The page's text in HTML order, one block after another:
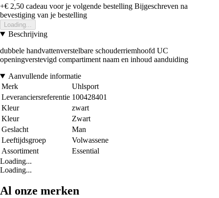
+€ 2,50 cadeau voor je volgende bestelling Bijgeschreven na
bevestiging van je bestelling
Loading...
Beschrijving
dubbele handvattenverstelbare schouderriemhoofd UC
openingverstevigd compartiment naam en inhoud aanduiding
Aanvullende informatie
Merk
Uhlsport
Leveranciersreferentie 100428401
Kleur
zwart
Kleur
Zwart
Geslacht
Man
Leeftijdsgroep
Volwassene
Assortiment
Essential
Loading...
Loading...
Al onze merken